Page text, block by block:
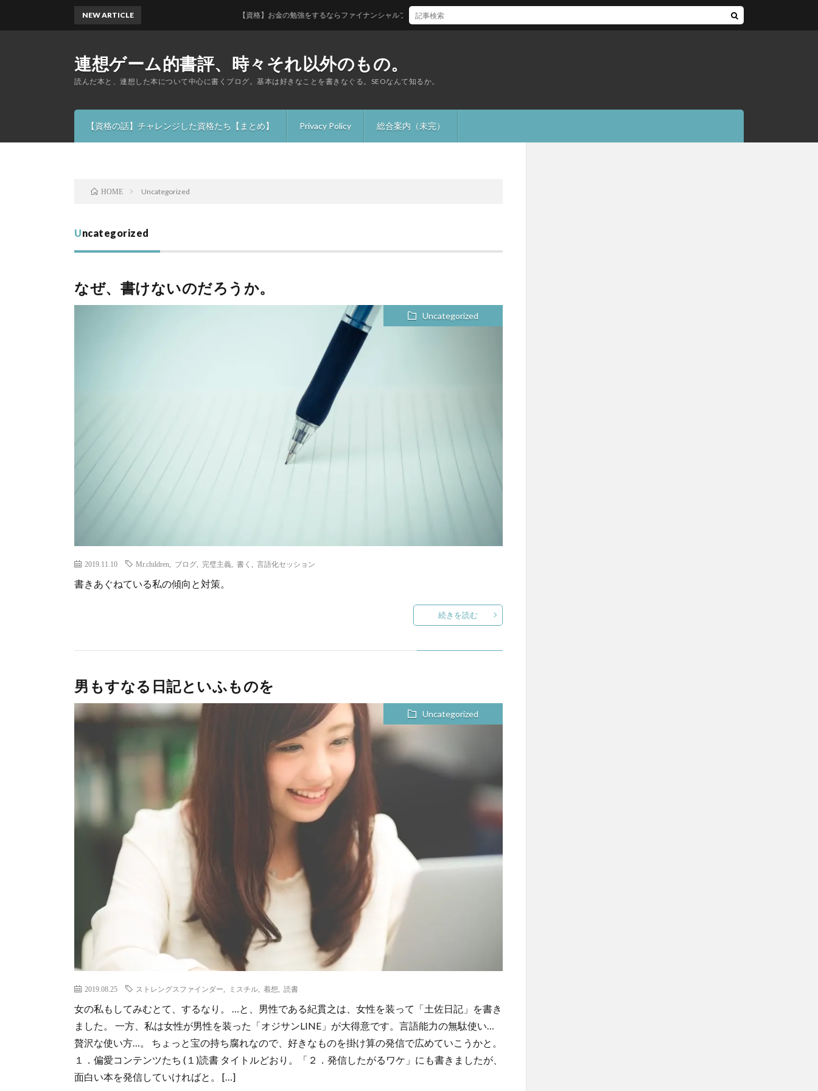
連想ゲーム的書評、時々それ以外のもの。
読んだ本と、連想した本について中心に書くブログ。基本は好きなことを書きなぐる。SEOなんて知るか。
【資格の話】チャレンジした資格たち【まとめ】 Privacy Policy 総合案内（未完）
NEW ARTICLE 【資格】お金の勉強をするならファイナンシャルプランナー3級から！
HOME Uncategorized
Uncategorized
なぜ、書けないのだろうか。
Uncategorized
2019.11.10 Mr.children ブログ 完璧主義 書く 言語化セッション
書きあぐねている私の傾向と対策。
続きを読む
男もすなる日記といふものを
Uncategorized
2019.08.25 ストレングスファインダー ミスチル 着想 読書
女の私もしてみむとて、するなり。 …と、男性である紀貫之は、女性を装って「土佐日記」を書き
ました。 一方、私は女性が男性を装った「オジサンLINE」が大得意です。言語能力の無駄使い…
贅沢な使い方…。 ちょっと宝の持ち腐れなので、好きなものを掛け算の発信で広めていこうかと。
１．偏愛コンテンツたち (１)読書 タイトルどおり。「２．発信したがるワケ」にも書きましたが、
面白い本を発信していければと。 […]